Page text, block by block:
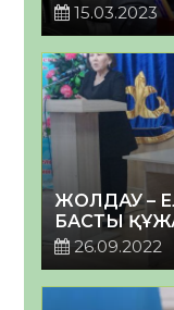
15.03.2023
ЖОЛДАУ –
БАСТЫ
26.09.2022